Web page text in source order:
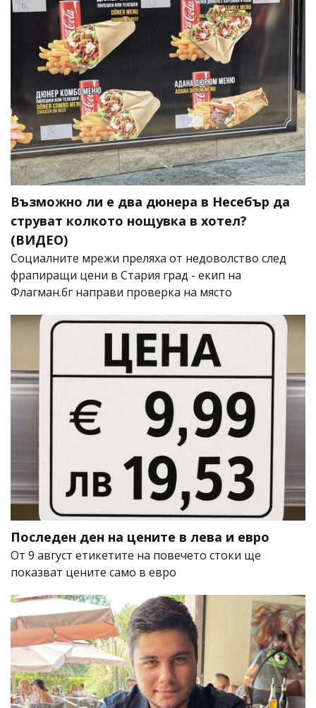
Възможно ли е два дюнера в Несебър да
струват колкото нощувка в хотел?
(ВИДЕО)
Социалните мрежи преляха от недоволство след
фрапиращи цени в Стария град - екип на
Флагман.бг направи проверка на място
Последен ден на цените в лева и евро
От 9 август етикетите на повечето стоки ще
показват цените само в евро